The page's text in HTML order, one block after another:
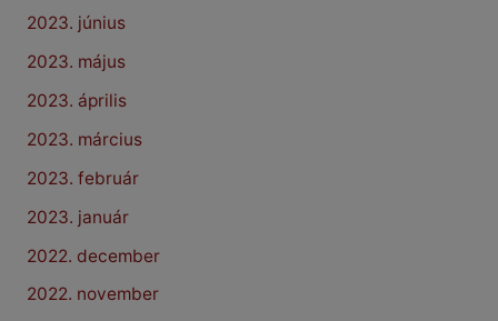
2023. június
2023. május
2023. április
2023. március
2023. február
2023. január
2022. december
2022. november